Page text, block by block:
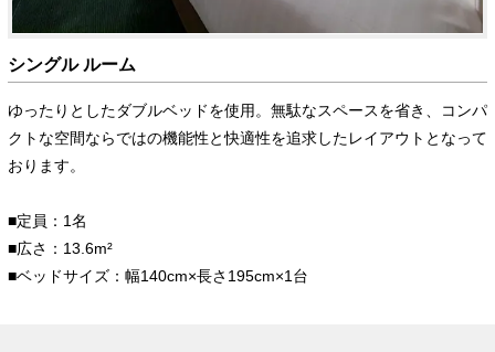
シングル ルーム
ゆったりとしたダブルベッドを使用。無駄なスペースを省き、コンパ
クトな空間ならではの機能性と快適性を追求したレイアウトとなって
おります。
■定員：1名
■広さ：13.6m²
■ベッドサイズ：幅140cm×長さ195cm×1台